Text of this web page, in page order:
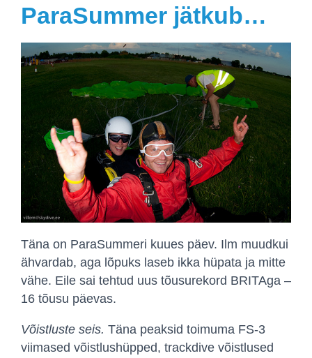
ParaSummer jätkub…
Täna on ParaSummeri kuues päev. Ilm muudkui
ähvardab, aga lõpuks laseb ikka hüpata ja mitte
vähe. Eile sai tehtud uus tõusurekord BRITAga –
16 tõusu päevas.
Võistluste seis. Täna peaksid toimuma FS-3
viimased võistlushüpped, trackdive võistlused